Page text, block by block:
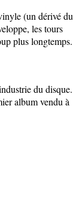
(un dérivé du
les tours
plus longtemps.
du disque.
album vendu à